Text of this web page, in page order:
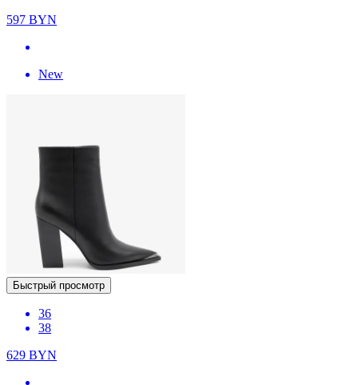
597 BYN
New
Быстрый просмотр
36
38
629 BYN